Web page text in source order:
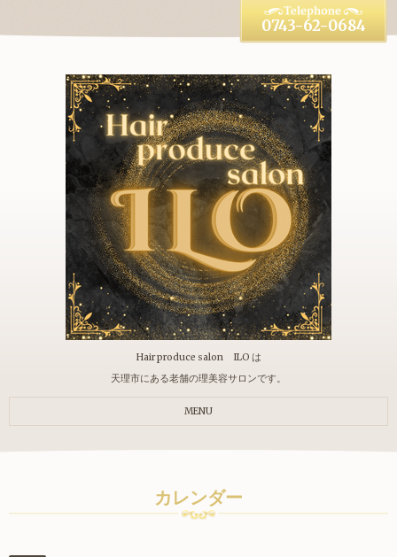
Hair produce salon ILO は
天理市にある老舗の理美容サロンです。
0743-62-0684
MENU
カレンダー